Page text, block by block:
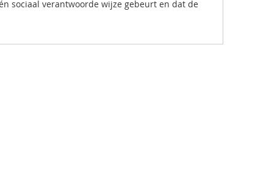
sociaal verantwoorde wijze gebeurt en dat de